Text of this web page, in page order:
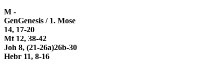
M -
GenGenesis / 1. Mose
14, 17-20
Mt 12, 38-42
Joh 8, (21-26a)26b-30
Hebr 11, 8-16